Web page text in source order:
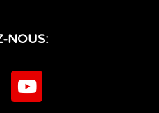
NOUS:
Y
o
u